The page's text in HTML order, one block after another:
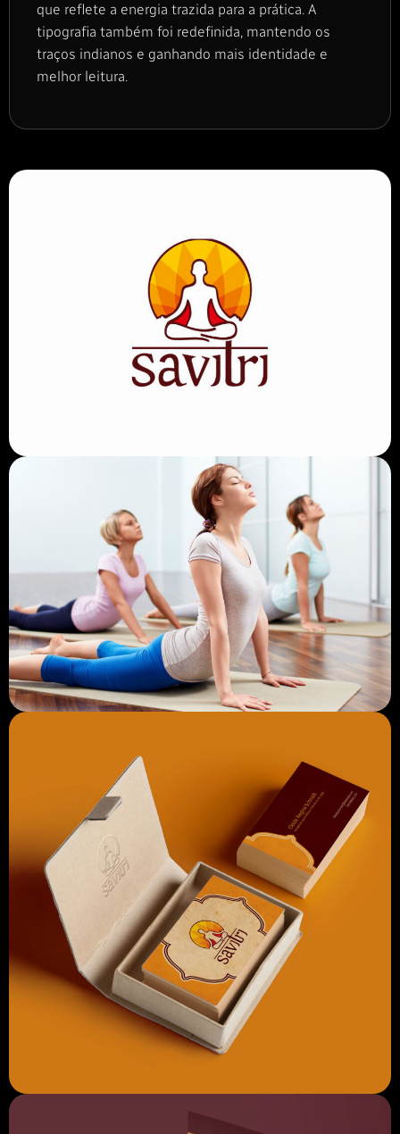
que reflete a energia trazida para a prática. A
tipografia também foi redefinida, mantendo os
traços indianos e ganhando mais identidade e
melhor leitura.